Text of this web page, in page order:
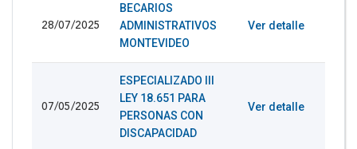
28/07/2025
BECARIOS
ADMINISTRATIVOS
MONTEVIDEO
Ver detalle
07/05/2025
ESPECIALIZADO III
LEY 18.651 PARA
PERSONAS CON
DISCAPACIDAD
Ver detalle